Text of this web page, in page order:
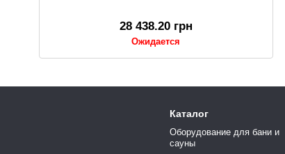
28 438.20 грн
Ожидается
Каталог
Оборудование для бани и
сауны